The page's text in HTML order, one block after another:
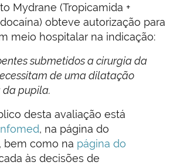
Mydrane (Tropicamida +
obteve autorização para
meio hospitalar na indicação:
submetidos a cirurgia da
de uma dilatação
pupila.
desta avaliação está
, na página do
bem como na página do
às decisões de